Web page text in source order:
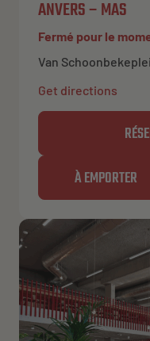
ANVERS – MAS
Fermé pour le
Van
Get directions
À EMPORTER